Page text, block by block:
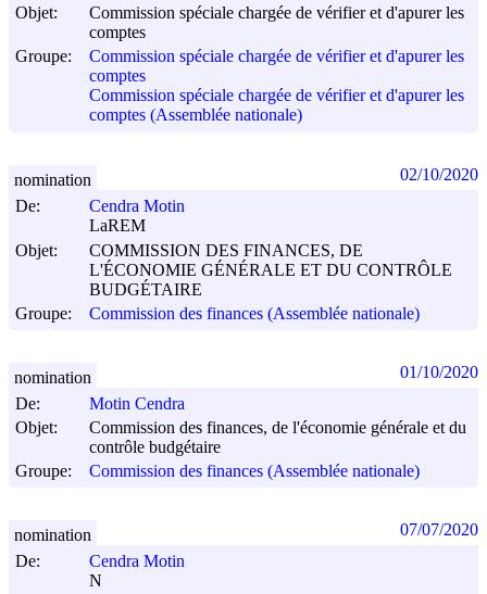
Objet:
Commission spéciale chargée de vérifier et d'apurer les
comptes
Groupe:
Commission spéciale chargée de vérifier et d'apurer les
comptes
Commission spéciale chargée de vérifier et d'apurer les
comptes (Assemblée nationale)
De:
Cendra Motin
LaREM
Objet:
COMMISSION DES FINANCES, DE
L'ÉCONOMIE GÉNÉRALE ET DU CONTRÔLE
BUDGÉTAIRE
Groupe:
Commission des finances (Assemblée nationale)
nomination 02/10/2020
De:
Motin Cendra
Objet:
Commission des finances, de l'économie générale et du
contrôle budgétaire
Groupe:
Commission des finances (Assemblée nationale)
nomination 01/10/2020
De:
Cendra Motin
N
nomination 07/07/2020